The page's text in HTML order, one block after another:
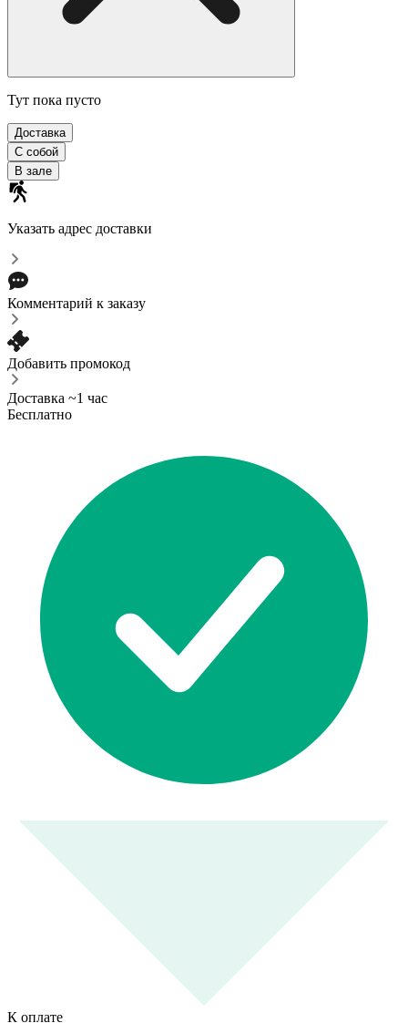
Тут пока пусто
Доставка
С собой
В зале
Указать адрес доставки
Комментарий к заказу
Добавить промокод
Доставка ~1 час
Бесплатно
К оплате